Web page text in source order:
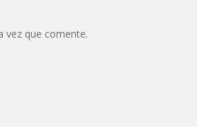
vez que comente.